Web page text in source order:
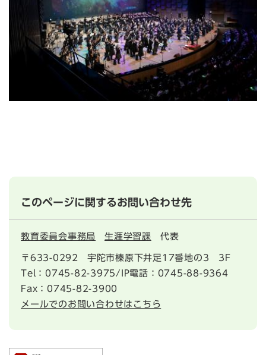
このページに関するお問い合わせ先
教育委員会事務局 生涯学習課 代表
〒633-0292
宇陀市榛原下井足17番地の3 3F
Tel：0745-82-3975/IP電話：0745-88-9364
Fax：0745-82-3900
メールでのお問い合わせはこちら